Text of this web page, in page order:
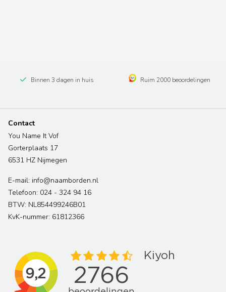
Binnen 3 dagen in huis Ruim 2000 beoordelingen
Contact
You Name It Vof
Gorterplaats 17
6531 HZ Nijmegen
E-mail: info@naamborden.nl
Telefoon: 024 - 324 94 16
BTW: NL854499246B01
KvK-nummer: 61812366